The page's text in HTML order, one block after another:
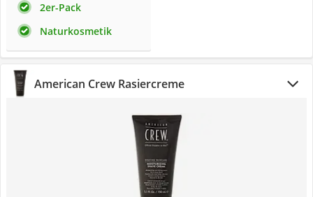
2er-Pack
Naturkosmetik
American Crew Rasiercreme